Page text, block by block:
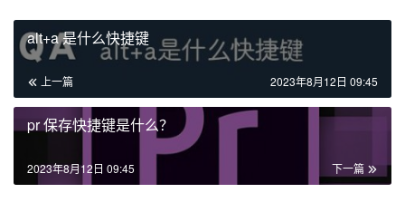
alt+a 是什么快捷键
上一篇 2023年8月12日 09:45
pr 保存快捷键是什么？
下一篇
2023年8月12日 09:45